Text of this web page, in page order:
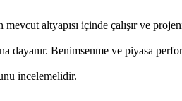
altyapısı içinde çalışır ve
Benimsenme ve piyasa
incelemelidir.